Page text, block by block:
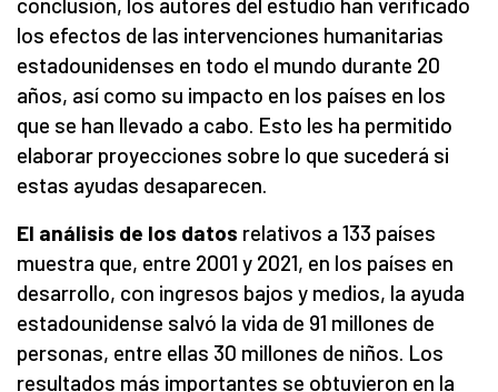
los efectos de las intervenciones humanitarias
estadounidenses en todo el mundo durante 20
años, así como su impacto en los países en los
que se han llevado a cabo. Esto les ha permitido
elaborar proyecciones sobre lo que sucederá si
estas ayudas desaparecen.
El análisis de los datos relativos a 133 países
muestra que, entre 2001 y 2021, en los países en
desarrollo, con ingresos bajos y medios, la ayuda
estadounidense salvó la vida de 91 millones de
personas, entre ellas 30 millones de niños. Los
resultados más importantes se obtuvieron en la